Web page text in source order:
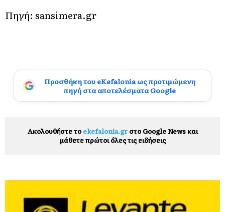
Πηγή: sansimera.gr
Προσθήκη του eKefalonia ως προτιμώμενη
πηγή στα αποτελέσματα Google
Ακολουθήστε το ekefalonia.grστο Google News και
μάθετε πρώτοι όλες τις ειδήσεις